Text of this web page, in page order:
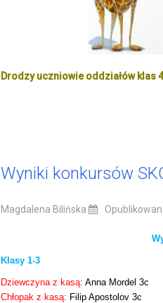
Drodzy uczniowie oddziałów klas
Wyniki konkursów
Magdalena Bilińska
Klasy 1-3
Dziewczyna z kasą:Anna Mordel 3c
Chłopak z kasą: Filip Apostolov 3c